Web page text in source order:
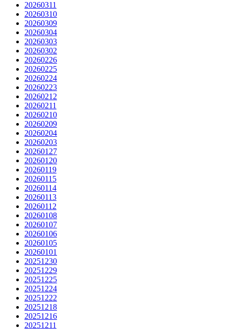
20260311
20260310
20260309
20260304
20260303
20260302
20260226
20260225
20260224
20260223
20260212
20260211
20260210
20260209
20260204
20260203
20260127
20260120
20260119
20260115
20260114
20260113
20260112
20260108
20260107
20260106
20260105
20260101
20251230
20251229
20251225
20251224
20251222
20251218
20251216
20251211